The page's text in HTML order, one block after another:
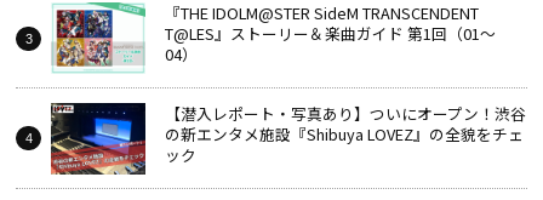
『THE IDOLM@STER SideM TRANSCENDENT
T@LES』ストーリー＆楽曲ガイド 第1回（01～
04）
【潜入レポート・写真あり】ついにオープン！渋谷
の新エンタメ施設『Shibuya LOVEZ』の全貌をチェ
ック